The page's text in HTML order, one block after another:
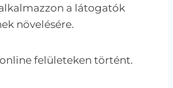
a látogatók
növelésére.
felületeken történt.